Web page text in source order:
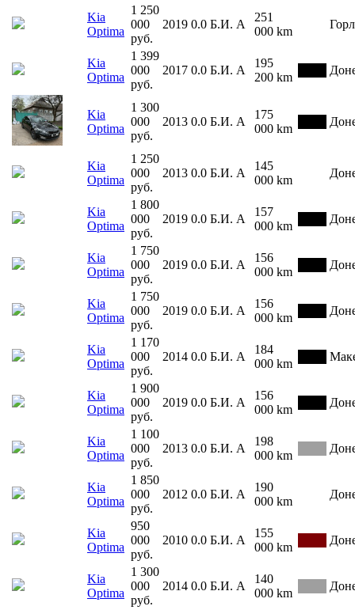
Kia
Optima
1 250
000
руб.
2019 0.0 Б.И. А
251
000 km
Kia
Optima
1 399
000
руб.
2017 0.0 Б.И. А
195
200 km
Kia
Optima
1 300
000
руб.
2013 0.0 Б.И. А
175
000 km
Kia
Optima
1 250
000
руб.
2013 0.0 Б.И. А
145
000 km
Kia
Optima
1 800
000
руб.
2019 0.0 Б.И. А
157
000 km
Kia
Optima
1 750
000
руб.
2019 0.0 Б.И. А
156
000 km
Kia
Optima
1 750
000
руб.
2019 0.0 Б.И. А
156
000 km
Kia
Optima
1 170
000
руб.
2014 0.0 Б.И. А
184
000 km
Kia
Optima
1 900
000
руб.
2019 0.0 Б.И. А
156
000 km
Kia
Optima
1 100
000
руб.
2013 0.0 Б.И. А
198
000 km
Kia
Optima
1 850
000
руб.
2012 0.0 Б.И. А
190
000 km
Kia
Optima
950
000
руб.
2010 0.0 Б.И. А
155
000 km
Kia
Optima
1 300
000
руб.
2014 0.0 Б.И. А
140
000 km